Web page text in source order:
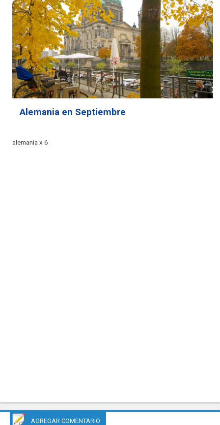
Alemania en Septiembre
alemania x 6
AGREGAR COMENTARIO